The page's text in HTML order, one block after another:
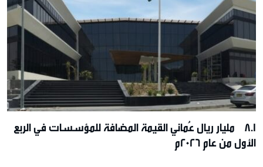
8.1 مليار ريال عُماني القيمة المضافة للمؤسسات في الربع
الأول من عام 2026م